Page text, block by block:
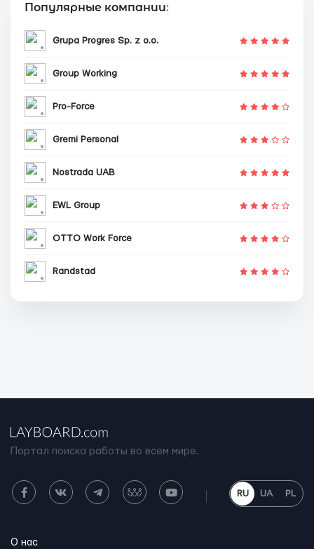
Популярные компании:
Grupa Progres Sp. z o.o.
Group Working
Pro-Force
Gremi Personal
Nostrada UAB
EWL Group
OTTO Work Force
Randstad
Портал поиска работы во всем мире.
RU UA PL
О нас